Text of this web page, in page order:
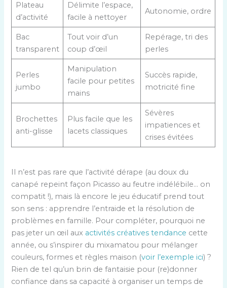
Plateau
d’activité
Délimite l’espace,
facile à nettoyer
Autonomie, ordre
Bac
transparent
Tout voir d’un
coup d’œil
Repérage, tri des
perles
Perles
jumbo
Manipulation
facile pour petites
mains
Succès rapide,
motricité fine
Brochettes
anti-glisse
Plus facile que les
lacets classiques
Sévères
impatiences et
crises évitées
Il n’est pas rare que l’activité dérape (au doux du
canapé repeint façon Picasso au feutre indélébile… on
compatit !), mais là encore le jeu éducatif prend tout
son sens : apprendre l’entraide et la résolution de
problèmes en famille. Pour compléter, pourquoi ne
pas jeter un œil aux activités créatives tendance cette
année, ou s’inspirer du mixamatou pour mélanger
couleurs, formes et règles maison (voir l’exemple ici) ?
Rien de tel qu’un brin de fantaisie pour (re)donner
confiance dans sa capacité à organiser un temps de